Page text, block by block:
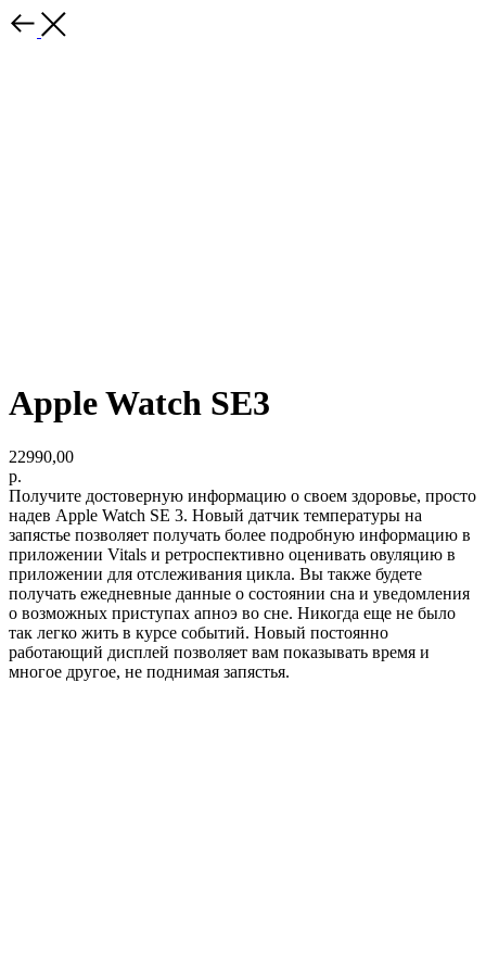
Apple Watch SE3
22990,00
р.
Получите достоверную информацию о своем здоровье, просто
надев Apple Watch SE 3. Новый датчик температуры на
запястье позволяет получать более подробную информацию в
приложении Vitals и ретроспективно оценивать овуляцию в
приложении для отслеживания цикла. Вы также будете
получать ежедневные данные о состоянии сна и уведомления
о возможных приступах апноэ во сне. Никогда еще не было
так легко жить в курсе событий. Новый постоянно
работающий дисплей позволяет вам показывать время и
многое другое, не поднимая запястья.